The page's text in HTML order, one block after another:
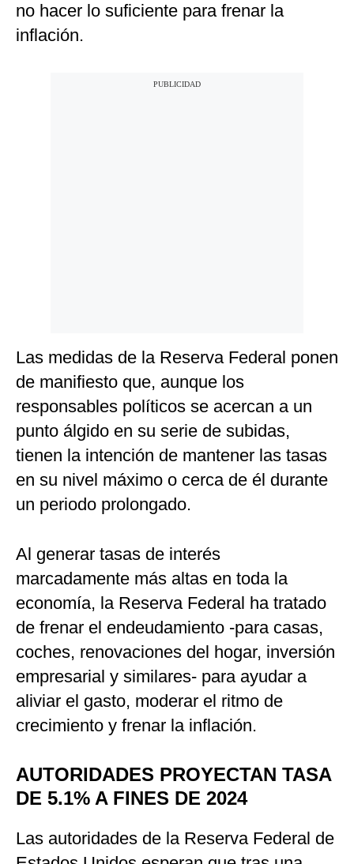
no hacer lo suficiente para frenar la
inflación.
Las medidas de la Reserva Federal ponen
de manifiesto que, aunque los
responsables políticos se acercan a un
punto álgido en su serie de subidas,
tienen la intención de mantener las tasas
en su nivel máximo o cerca de él durante
un periodo prolongado.
Al generar tasas de interés
marcadamente más altas en toda la
economía, la Reserva Federal ha tratado
de frenar el endeudamiento -para casas,
coches, renovaciones del hogar, inversión
empresarial y similares- para ayudar a
aliviar el gasto, moderar el ritmo de
crecimiento y frenar la inflación.
AUTORIDADES PROYECTAN TASA
DE 5.1% A FINES DE 2024
Las autoridades de la Reserva Federal de